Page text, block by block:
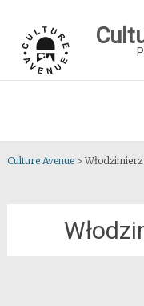
content
Culture Avenue>